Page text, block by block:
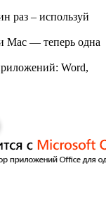
раз – используй
Mac — теперь одна
Word,